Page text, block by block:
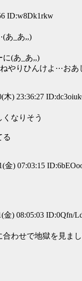
ID:w8Dk1rkw
あ_あ,,)
に(あ_あ,,)
やりひんけよ⋯おあ
木) 23:36:27
なりそう
る
金) 07:03:15
金) 08:05:03 ID:0Qfn/
わせで地獄を見ま